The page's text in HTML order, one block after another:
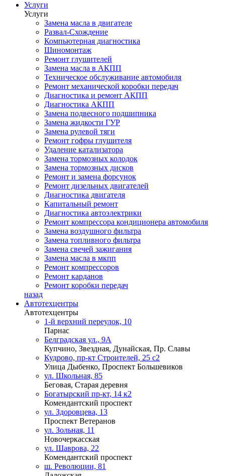
Услуги
Услуги
Замена масла в двигателе
Развал-Схождение
Компьютерная диагностика
Шиномонтаж
Ремонт глушителей
Замена масла в АКПП
Техническое обслуживание автомобиля
Ремонт механической коробки передач
Диагностика и ремонт АКПП
Диагностика АКПП
Замена подвесного подшипника
Замена жидкости ГУР
Замена рулевой тяги
Ремонт гофры глушителя
Удаление катализатора
Замена тормозных колодок
Замена тормозных дисков
Ремонт и замена форсунок
Ремонт дизельных двигателей
Диагностика двигателя
Капитальный ремонт
Диагностика автоэлектрики
Ремонт компрессора кондиционера автомобиля
Замена воздушного фильтра
Замена топливного фильтра
Замена свечей зажигания
Замена масла в мкпп
Ремонт компрессоров
Ремонт карданов
Ремонт коробки передач
назад
Автотехцентры
Автотехцентры
1-й верхний переулок, 10
Парнас
Белградская ул., 9А
Купчино, Звездная, Дунайская, Пр. Славы
Кудрово, пр-кт Строителей, 25 с2
Улица Дыбенко, Проспект Большевиков
ул. Школьная, 85
Беговая, Старая деревня
Богатырский пр-кт, 14 к2
Комендантский проспект
ул. Здоровцева, 13
Проспект Ветеранов
ул. Зольная, 11
Новочеркасская
ул. Шаврова, 22
Комендантский проспект
ш. Революции, 81